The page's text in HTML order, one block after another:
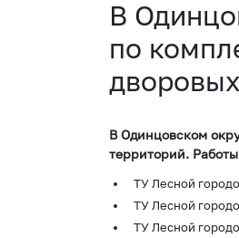
В
по
В Одинцовском
территорий.
ТУ Лесной
ТУ Лесной
ТУ Лесной